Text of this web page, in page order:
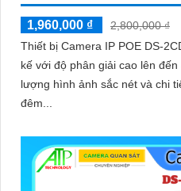
1,960,000 ₫
2,800,000 ₫
Thiết bị Camera IP POE DS-
kế với độ phân giải cao lên
lượng hình ảnh sắc nét và chi tiết. Với khả năng xem
đêm...